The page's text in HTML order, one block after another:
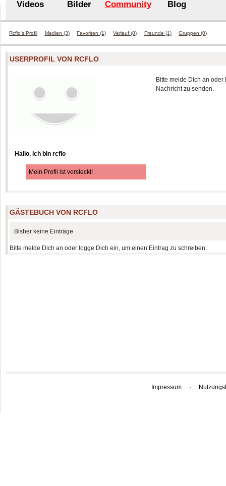
Videos Bilder Community Blog
Rcflo's Profil Medien (3) Favoriten (1) Verlauf (8) Freunde (1) Gruppen (0)
USERPROFIL VON RCFLO
Hallo, ich bin rcflo
Mein Profil ist versteckt!
Bitte melde Dich an
Nachricht zu senden.
GÄSTEBUCH VON RCFLO
Bisher keine Einträge
Bitte melde Dich an oder logge Dich ein, um einen Eintrag zu schreiben.
Impressum ·